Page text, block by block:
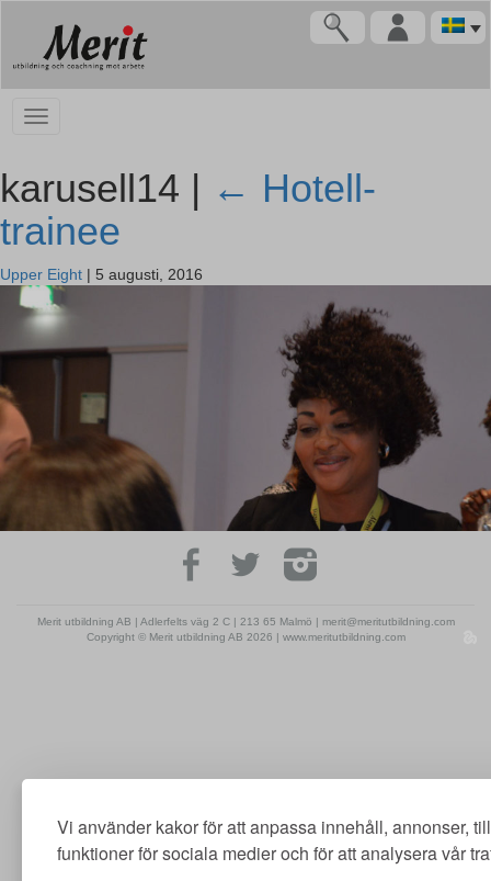
Vi använder kakor för att anpassa innehåll, annonser,
funktioner för sociala medier och för att analysera vår
karusell14 | ← Hotell-
trainee
Upper Eight | 5 augusti, 2016
Merit utbildning AB | Adlerfelts väg 2 C | 213 65 Malmö | merit@meritutbildning.com
Copyright © Merit utbildning AB 2026 | www.meritutbildning.com